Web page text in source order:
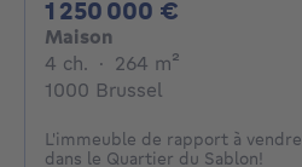
1 250 000 €
Maison
4 ch. 4 chambres
· 264 m²
1000 Brussel
L'immeuble de rapport à vendre
dans le Quartier du Sablon!